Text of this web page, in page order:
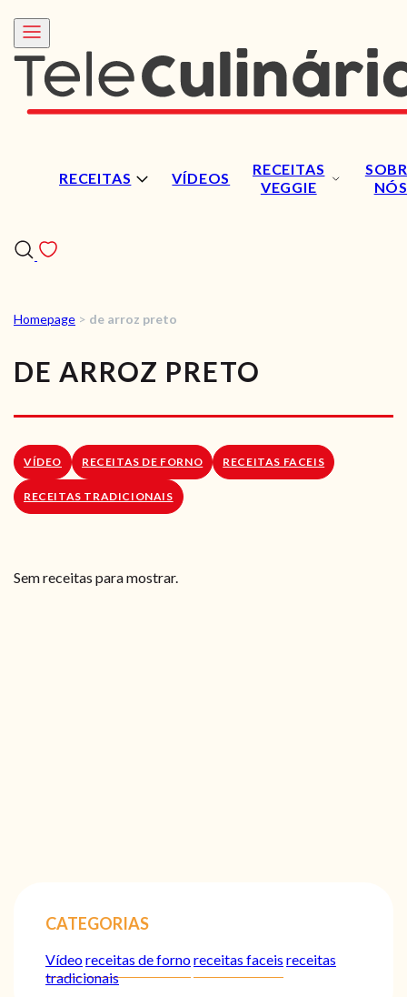
RECEITAS VÍDEOS
RECEITAS
VEGGIE
NÓS
VÍDEOS
RECEITAS VEGGIE
SOBRE NÓS
LOJA ONLINE
Homepage > de arroz preto
DE ARROZ PRETO
VÍDEO RECEITAS DE FORNO RECEITAS FACEIS
RECEITAS TRADICIONAIS
Sem receitas para mostrar.
CATEGORIAS
Vídeoreceitas de fornoreceitas faceis receitas
tradicionais